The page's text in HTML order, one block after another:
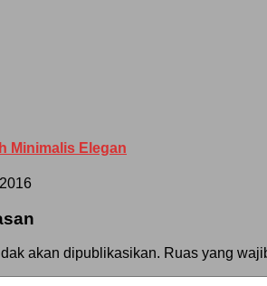
Minimalis Elegan
akan dipublikasikan. Ruas yang